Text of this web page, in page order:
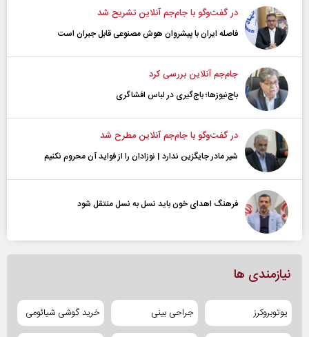
در گفت‌و‌گو با جام‌جم آنلاین تشریح شد
فاصله ایران با پیشرو‌ان هوش مصنوعی قابل جبران است
جام‌جم آنلاین بررسی کرد
باج‌نیوزها؛ باج‌گیری در لباس افشاگری
در گفت‌و‌گو با جام‌جم آنلاین مطرح شد
شیر مادر جایگزین ندارد | نوزادان را از فواید آن محروم نکنیم
فرهنگ اهدای خون باید نسل به نسل منتقل شود
نیازمندی ها
یوتوبروکرز جراحی بینی خرید گوشی شیائومی